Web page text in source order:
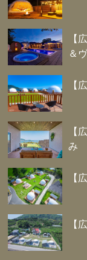
【
＆
【
【
み
【
【